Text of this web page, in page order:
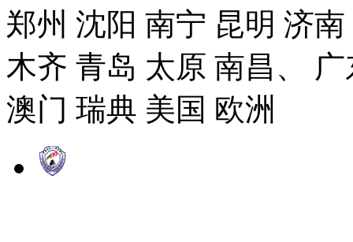
郑州 沈阳 南宁 昆明 济
木齐 青岛 太原 南昌、
澳门 瑞典 美国 欧洲